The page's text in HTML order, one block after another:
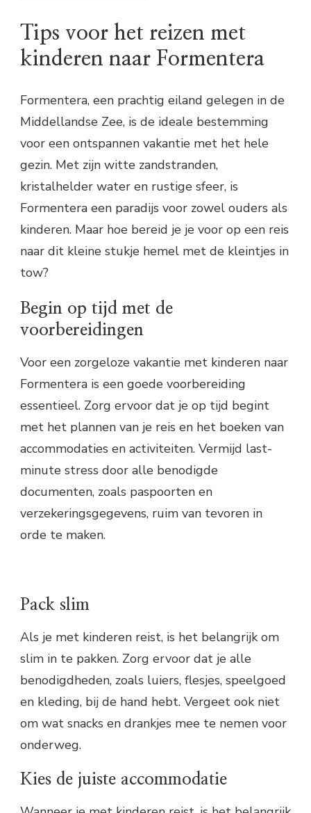
Tips voor het reizen met
kinderen naar Formentera
Formentera, een prachtig eiland gelegen in de
Middellandse Zee, is de ideale bestemming
voor een ontspannen vakantie met het hele
gezin. Met zijn witte zandstranden,
kristalhelder water en rustige sfeer, is
Formentera een paradijs voor zowel ouders als
kinderen. Maar hoe bereid je je voor op een reis
naar dit kleine stukje hemel met de kleintjes in
tow?
Begin op tijd met de
voorbereidingen
Voor een zorgeloze vakantie met kinderen naar
Formentera is een goede voorbereiding
essentieel. Zorg ervoor dat je op tijd begint
met het plannen van je reis en het boeken van
accommodaties en activiteiten. Vermijd last-
minute stress door alle benodigde
documenten, zoals paspoorten en
verzekeringsgegevens, ruim van tevoren in
orde te maken.
Pack slim
Als je met kinderen reist, is het belangrijk om
slim in te pakken. Zorg ervoor dat je alle
benodigdheden, zoals luiers, flesjes, speelgoed
en kleding, bij de hand hebt. Vergeet ook niet
om wat snacks en drankjes mee te nemen voor
onderweg.
Kies de juiste accommodatie